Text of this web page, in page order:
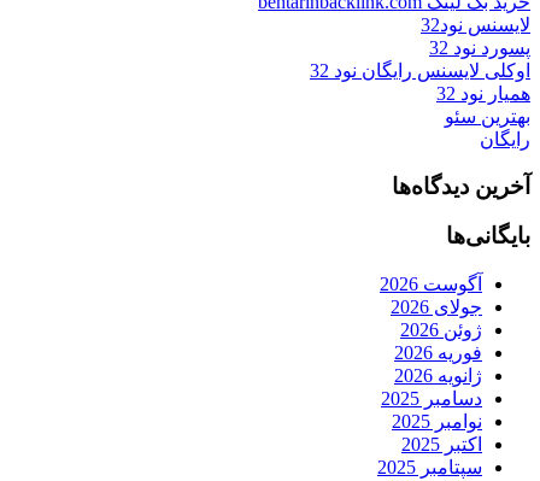
لایسنس نود32
پسورد نود 32
اوکلی لایسنس رایگان نود 32
همیار نود 32
بهترین سئو
رایگان
آخرین دیدگاه‌ها
بایگانی‌ها
آگوست 2026
جولای 2026
ژوئن 2026
فوریه 2026
ژانویه 2026
دسامبر 2025
نوامبر 2025
اکتبر 2025
سپتامبر 2025